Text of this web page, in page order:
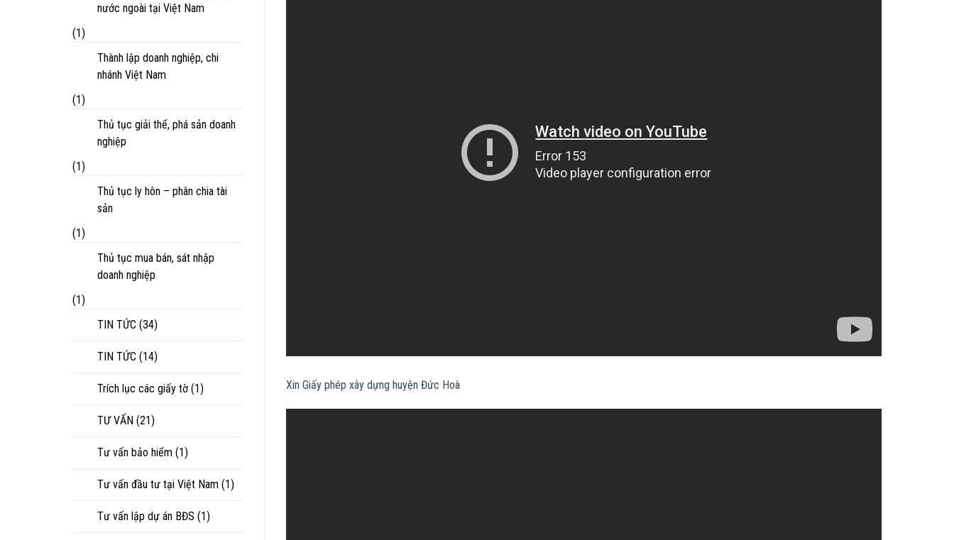
nước ngoài tại Việt Nam
(1)
Thành lập doanh nghiệp, chi
nhánh Việt Nam
(1)
Thủ tục giải thể, phá sản doanh
nghiệp
(1)
Thủ tục ly hôn – phân chia tài
sản
(1)
Thủ tục mua bán, sát nhập
doanh nghiệp
(1)
TIN TỨC (34)
TIN TỨC (14)
Trích lục các giấy tờ (1)
TƯ VẤN (21)
Tư vấn bảo hiểm (1)
Tư vấn đầu tư tại Việt Nam (1)
Tư vấn lập dự án BĐS (1)
Xin Giấy phép xây dựng huyện Đức Hoà